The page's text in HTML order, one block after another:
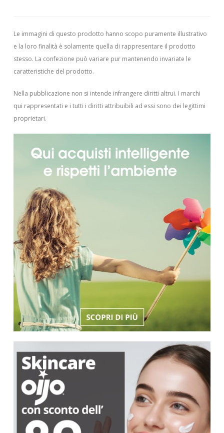
Le immagini di questo prodotto hanno scopo puramente illustrativo
e la loro finalità è solamente quella di rappresentare il prodotto
stesso. La confezione può variare pur mantenendo invariate le
caratteristiche del prodotto.
Nella pubblicazione non si intende infrangere diritti altrui. I marchi
qui rappresentati e i tutti i diritti attribuibili ad essi sono dei legittimi
proprietari.